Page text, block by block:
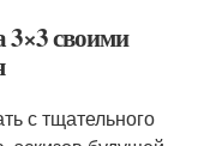
3×3 своими
с тщательного